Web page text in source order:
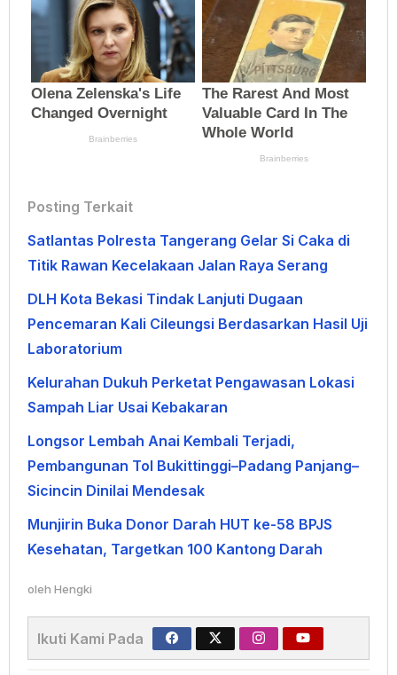
Posting Terkait
Satlantas Polresta Tangerang Gelar Si Caka di
Titik Rawan Kecelakaan Jalan Raya Serang
DLH Kota Bekasi Tindak Lanjuti Dugaan
Pencemaran Kali Cileungsi Berdasarkan Hasil Uji
Laboratorium
Kelurahan Dukuh Perketat Pengawasan Lokasi
Sampah Liar Usai Kebakaran
Longsor Lembah Anai Kembali Terjadi,
Pembangunan Tol Bukittinggi–Padang Panjang–
Sicincin Dinilai Mendesak
Munjirin Buka Donor Darah HUT ke-58 BPJS
Kesehatan, Targetkan 100 Kantong Darah
oleh Hengki
Ikuti Kami Pada